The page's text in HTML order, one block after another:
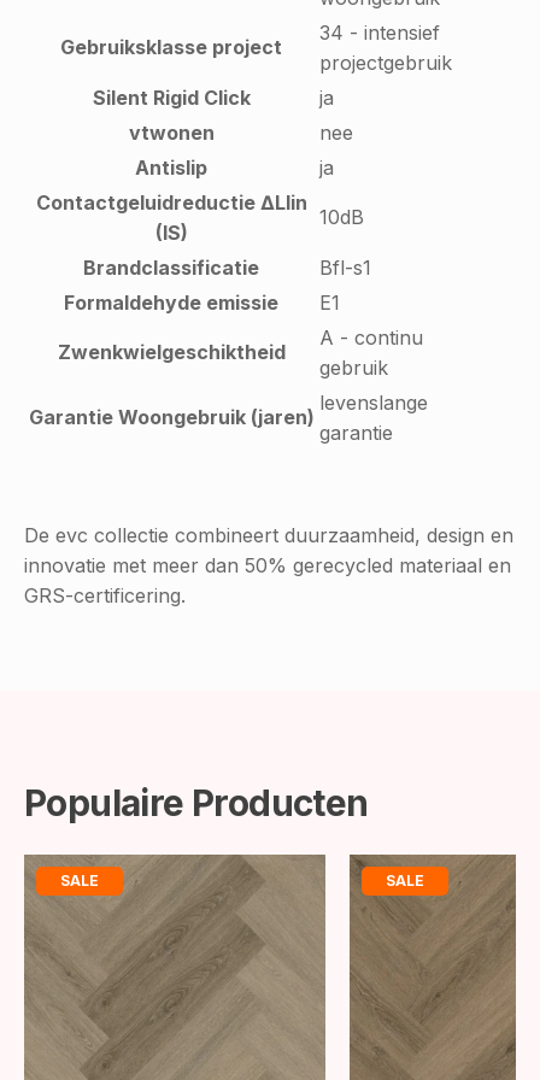
Gebruiksklasse project
34 - intensief
projectgebruik
Silent Rigid Click
ja
vtwonen
nee
Antislip
ja
Contactgeluidreductie ∆Llin
(IS)
10dB
Brandclassificatie
Bfl-s1
Formaldehyde emissie
E1
Zwenkwielgeschiktheid
A - continu
gebruik
Garantie Woongebruik (jaren)
levenslange
garantie
De evc collectie combineert duurzaamheid, design en
innovatie met meer dan 50% gerecycled materiaal en
GRS-certificering.
Populaire Producten
SALE SALE